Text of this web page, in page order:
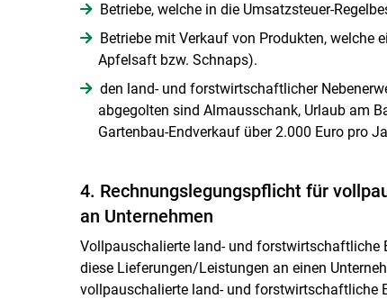
Betriebe, welche in die Umsatzsteuer-
Betriebe mit Verkauf von Produkten, welche
Apfelsaft bzw. Schnaps).
den land- und forstwirtschaftlicher
abgegolten sind Almausschank, Urlaub am
Gartenbau-Endverkauf über 2.000 Euro pro
4. Rechnungslegungspflicht für
an Unternehmen
Vollpauschalierte land- und forstwirtschaftliche
diese Lieferungen/Leistungen an einen
vollpauschalierte land- und forstwirtschaftliche